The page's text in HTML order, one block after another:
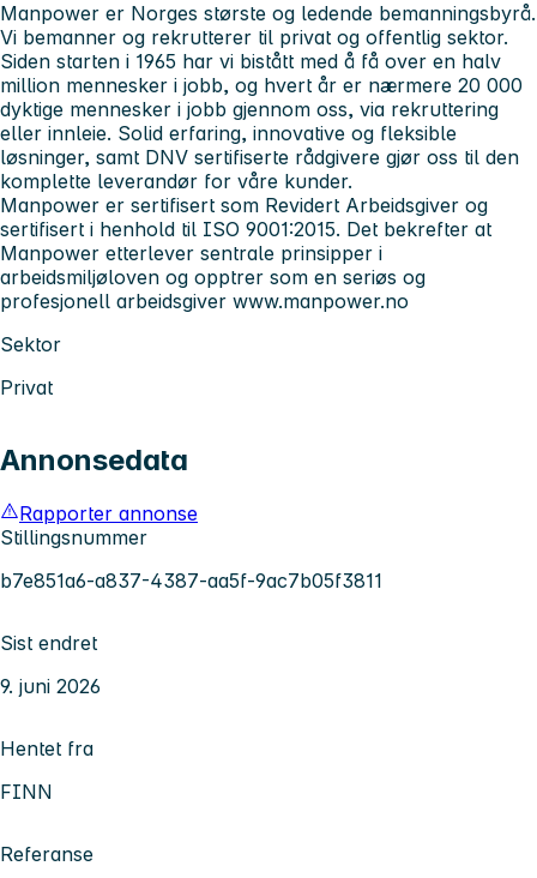
Manpower er Norges største og ledende bemanningsbyrå.
Vi bemanner og rekrutterer til privat og offentlig sektor.
Siden starten i 1965 har vi bistått med å få over en halv
million mennesker i jobb, og hvert år er nærmere 20 000
dyktige mennesker i jobb gjennom oss, via rekruttering
eller innleie. Solid erfaring, innovative og fleksible
løsninger, samt DNV sertifiserte rådgivere gjør oss til den
komplette leverandør for våre kunder.
Manpower er sertifisert som Revidert Arbeidsgiver og
sertifisert i henhold til ISO 9001:2015. Det bekrefter at
Manpower etterlever sentrale prinsipper i
arbeidsmiljøloven og opptrer som en seriøs og
profesjonell arbeidsgiver www.manpower.no
Sektor
Privat
Annonsedata
Rapporter annonse
Stillingsnummer
b7e851a6-a837-4387-aa5f-9ac7b05f3811
Sist endret
9. juni 2026
Hentet fra
FINN
Referanse